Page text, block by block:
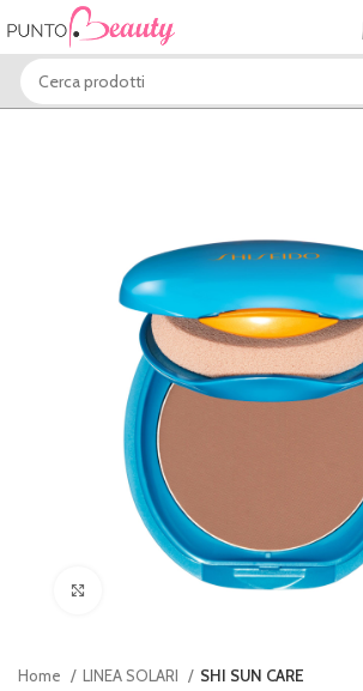
Clicca per ingrandire
Home LINEA SOLARI SHI SUN CARE